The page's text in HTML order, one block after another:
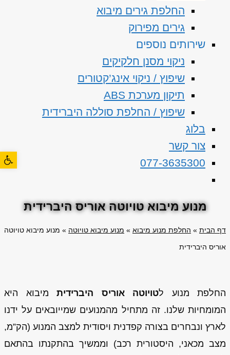
החלפת גירים מיבוא
גירים מפירוק
שירותים נוספים
ניקוי מסנן חלקיקים
שיפוץ / ניקוי אינג’קטורים
תיקון מערכת ABS
שיפוץ / החלפת סוללה היברידית
בלוג
צור קשר
077-3635300
מנוע מיבוא טויוטה אוריס היברידית
דף הבית » החלפת מנוע מיבוא » מנוע מיבוא טויוטה » מנוע מיבוא טויוטה
אוריס היברידית
החלפת מנוע לטויוטה אוריס היברידית מיבוא היא
המומחיות שלנו. זה מתחיל מהמנועים שמייובאים על ידנו
לארץ ונבחרים בצורה קפדנית ויסודית למצב המנוע (הק”מ,
מצב מכאני, היסטורית רכב) וממשיך בהתקנתו בהתאם
פתח